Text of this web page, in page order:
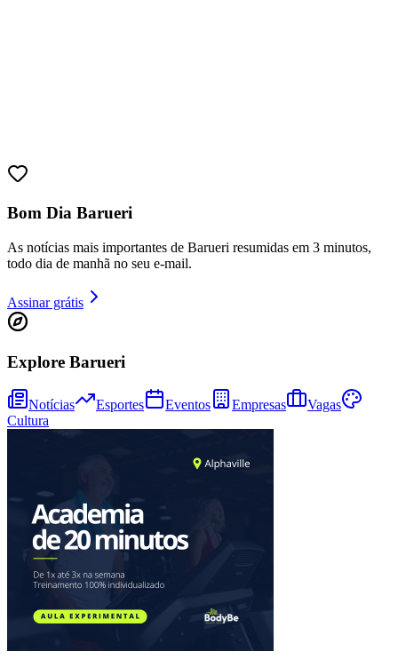
Sport
Juventude
Bom Dia Barueri
As notícias mais importantes de Barueri resumidas em 3 minutos,
todo dia de manhã no seu e-mail.
Assinar grátis
Explore Barueri
Notícias Esportes Eventos Empresas
Vagas
Cultura